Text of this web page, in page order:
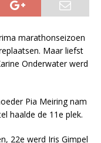
marathonseizoen
Maar liefst
Onderwater werd
Pia Meiring nam
haalde de 11e plek.
22e werd Iris Gimpel